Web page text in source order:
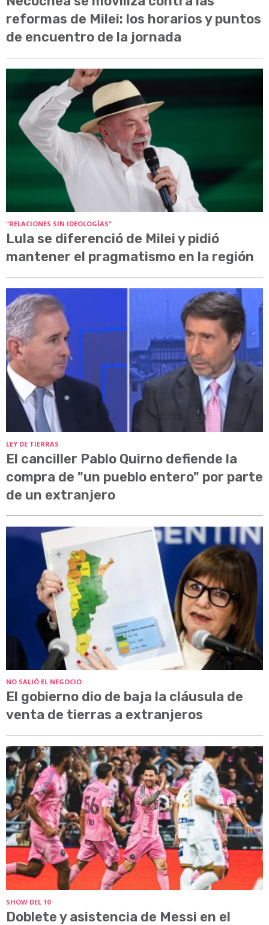
reformas de Milei: los horarios y puntos
de encuentro de la jornada
"RELACIONES SIN IDEOLOGÍAS"
Lula se diferenció de Milei y pidió
mantener el pragmatismo en la región
LEY DE TIERRAS
El canciller Pablo Quirno defiende la
compra de "un pueblo entero" por parte
de un extranjero
NO SALIÓ EL NEGOCIO
El gobierno dio de baja la cláusula de
venta de tierras a extranjeros
SHOW DEL 10
Doblete y asistencia de Messi en el